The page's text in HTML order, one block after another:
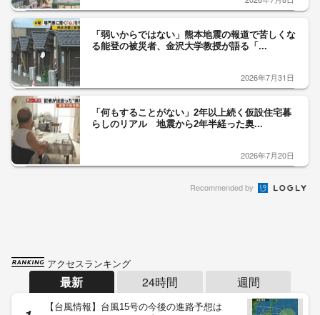
「弱いからではない」熊本地震の報道で苦しくな
る能登の被災者、金沢大学教授が語る「...
2026年7月31日
「何もすることがない」2年以上続く仮設住宅暮
らしのリアル 地震から2年半経った奥...
2026年7月20日
Recommended by
アクセスランキング
最新 24時間 週間
【台風情報】台風15号の今後の進路予想は